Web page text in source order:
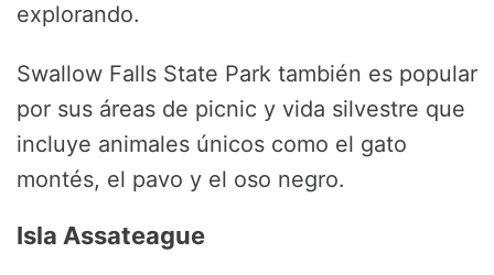
explorando.
Swallow Falls State Park también es popular
por sus áreas de picnic y vida silvestre que
incluye animales únicos como el gato
montés, el pavo y el oso negro.
Isla Assateague